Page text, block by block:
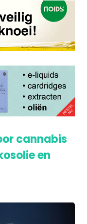
cannabis
en